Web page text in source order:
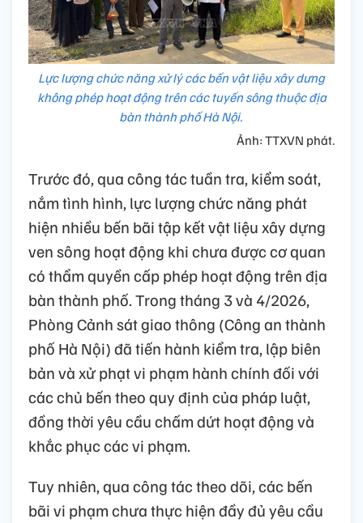
Lực lượng chức năng xử lý các bến vật liệu xây dưng
không phép hoạt động trên các tuyến sông thuộc địa
bàn thành phố Hà Nội.
Ảnh: TTXVN phát.
Trước đó, qua công tác tuần tra, kiểm soát,
nắm tình hình, lực lượng chức năng phát
hiện nhiều bến bãi tập kết vật liệu xây dựng
ven sông hoạt động khi chưa được cơ quan
có thẩm quyền cấp phép hoạt động trên địa
bàn thành phố. Trong tháng 3 và 4/2026,
Phòng Cảnh sát giao thông (Công an thành
phố Hà Nội) đã tiến hành kiểm tra, lập biên
bản và xử phạt vi phạm hành chính đối với
các chủ bến theo quy định của pháp luật,
đồng thời yêu cầu chấm dứt hoạt động và
khắc phục các vi phạm.
Tuy nhiên, qua công tác theo dõi, các bến
bãi vi phạm chưa thực hiện đầy đủ yêu cầu